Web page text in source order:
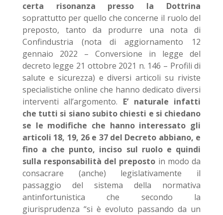
certa risonanza presso la Dottrina
soprattutto per quello che concerne il ruolo del
preposto, tanto da produrre una nota di
Confindustria (nota di aggiornamento 12
gennaio 2022 – Conversione in legge del
decreto legge 21 ottobre 2021 n. 146 – Profili di
salute e sicurezza) e diversi articoli su riviste
specialistiche online che hanno dedicato diversi
interventi all’argomento. E’ naturale infatti
che tutti si siano subito chiesti e si chiedano
se le modifiche che hanno interessato gli
articoli 18, 19, 26 e 37 del Decreto abbiano, e
fino a che punto, inciso sul ruolo e quindi
sulla responsabilità del preposto in modo da
consacrare (anche) legislativamente il
passaggio del sistema della normativa
antinfortunistica che secondo la
giurisprudenza “si è evoluto passando da un